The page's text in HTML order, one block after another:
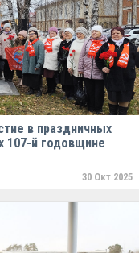
в праздничных
107-й годовщине
30 Окт 2025